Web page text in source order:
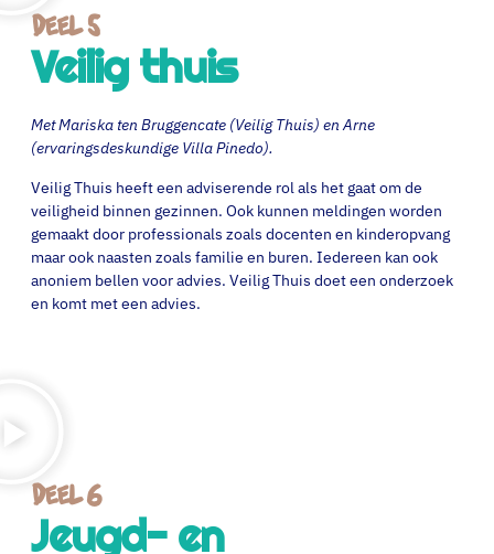
Deel 5
Veilig thuis
Met Mariska ten Bruggencate (Veilig Thuis) en Arne
(ervaringsdeskundige Villa Pinedo).
Veilig Thuis heeft een adviserende rol als het gaat om de
veiligheid binnen gezinnen. Ook kunnen meldingen worden
gemaakt door professionals zoals docenten en kinderopvang
maar ook naasten zoals familie en buren. Iedereen kan ook
anoniem bellen voor advies. Veilig Thuis doet een onderzoek
en komt met een advies.
Deel 6
Jeugd- en